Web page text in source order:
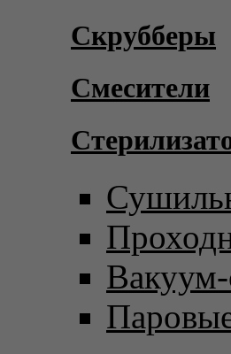
Скрубберы
Смесители